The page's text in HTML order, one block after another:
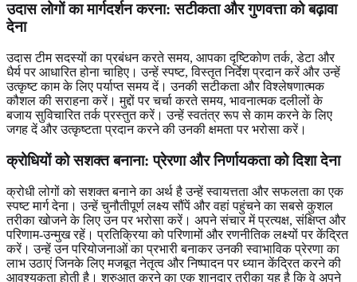
उदास लोगों का मार्गदर्शन करना: सटीकता और गुणवत्ता को बढ़ावा
देना
उदास टीम सदस्यों का प्रबंधन करते समय, आपका दृष्टिकोण तर्क, डेटा और
धैर्य पर आधारित होना चाहिए। उन्हें स्पष्ट, विस्तृत निर्देश प्रदान करें और उन्हें
उत्कृष्ट काम के लिए पर्याप्त समय दें। उनकी सटीकता और विश्लेषणात्मक
कौशल की सराहना करें। मुद्दों पर चर्चा करते समय, भावनात्मक दलीलों के
बजाय सुविचारित तर्क प्रस्तुत करें। उन्हें स्वतंत्र रूप से काम करने के लिए
जगह दें और उत्कृष्टता प्रदान करने की उनकी क्षमता पर भरोसा करें।
क्रोधियों को सशक्त बनाना: प्रेरणा और निर्णायकता को दिशा देना
क्रोधी लोगों को सशक्त बनाने का अर्थ है उन्हें स्वायत्तता और सफलता का एक
स्पष्ट मार्ग देना। उन्हें चुनौतीपूर्ण लक्ष्य सौंपें और वहां पहुंचने का सबसे कुशल
तरीका खोजने के लिए उन पर भरोसा करें। अपने संचार में प्रत्यक्ष, संक्षिप्त और
परिणाम-उन्मुख रहें। प्रतिक्रिया को परिणामों और रणनीतिक लक्ष्यों पर केंद्रित
करें। उन्हें उन परियोजनाओं का प्रभारी बनाकर उनकी स्वाभाविक प्रेरणा का
लाभ उठाएं जिनके लिए मजबूत नेतृत्व और निष्पादन पर ध्यान केंद्रित करने की
आवश्यकता होती है। शुरुआत करने का एक शानदार तरीका यह है कि वे अपने